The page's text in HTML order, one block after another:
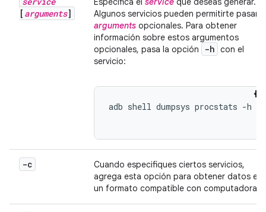
[ arguments]
Algunos servicios pueden permitirte pasar
arguments opcionales. Para obtener
información sobre estos argumentos
opcionales, pasa la opción
-h con el
servicio:
adb shell dumpsys procstats -h
-c
Cuando especifiques ciertos servicios,
agrega esta opción para obtener datos en
un formato compatible con computadoras.